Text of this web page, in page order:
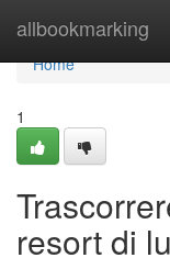
allbookmarking
Home
Home
1
resort di